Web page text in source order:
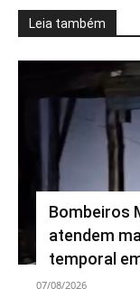
Leia também
Bombeiros
atendem
temporal
07/08/2026